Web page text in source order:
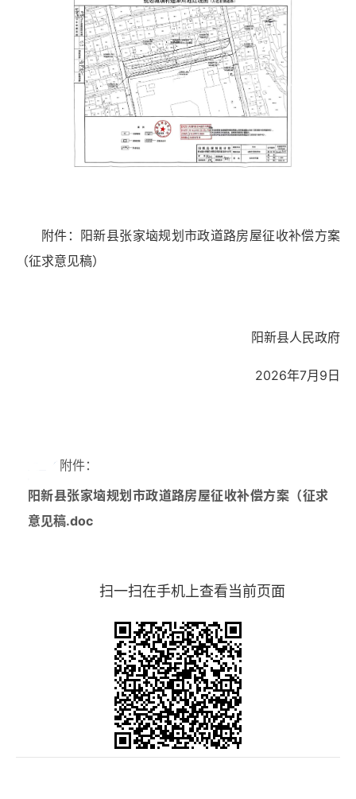
附件：阳新县张家垴规划市政道路房屋征收补偿方案
（征求意见稿）
阳新县人民政府
2026年7月9日
附件：
阳新县张家垴规划市政道路房屋征收补偿方案（征求
意见稿.doc
扫一扫在手机上查看当前页面